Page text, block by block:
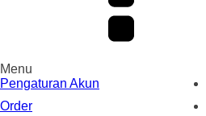
Menu
Pengaturan Akun
Order